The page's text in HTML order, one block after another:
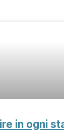
in ogni